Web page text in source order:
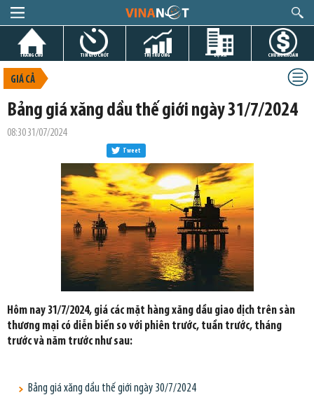
TRANG CHỦ TIN GIỜ CHÓT THỊ TRƯỜNG DỰ ÁN CHỨNG KHOÁN
GIÁ CẢ
Bảng giá xăng dầu thế giới ngày 31/7/2024
08:30 31/07/2024
Tweet
Hôm nay 31/7/2024, giá các mặt hàng xăng dầu giao dịch trên sàn
thương mại có diễn biến so với phiên trước, tuần trước, tháng
trước và năm trước như sau:
Bảng giá xăng dầu thế giới ngày 30/7/2024